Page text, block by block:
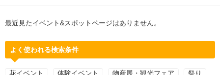
最近見たイベント&スポットページはありません。
よく使われる検索条件
花イベント 体験イベント 物産展・観光フェア 祭り